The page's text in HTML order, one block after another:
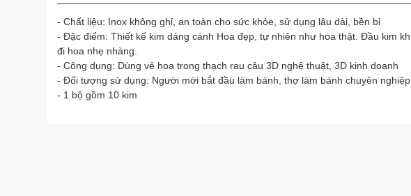
- Chất liệu: Inox không ghỉ, an toàn cho sức khỏe, sử dụng lâu dài, bền bỉ
- Đặc điểm: Thiết kế kim dáng cánh Hoa đẹp, tự nhiên như hoa thật. Đầu kim
đi hoa nhẹ nhàng.
- Công dụng: Dùng vẻ hoa trong thạch rau câu 3D nghệ thuật, 3D kinh doanh
- Đối tượng sử dụng: Người mới bắt đầu làm bánh, thợ làm bánh chuyên nghiệp
- 1 bộ gồm 10 kim